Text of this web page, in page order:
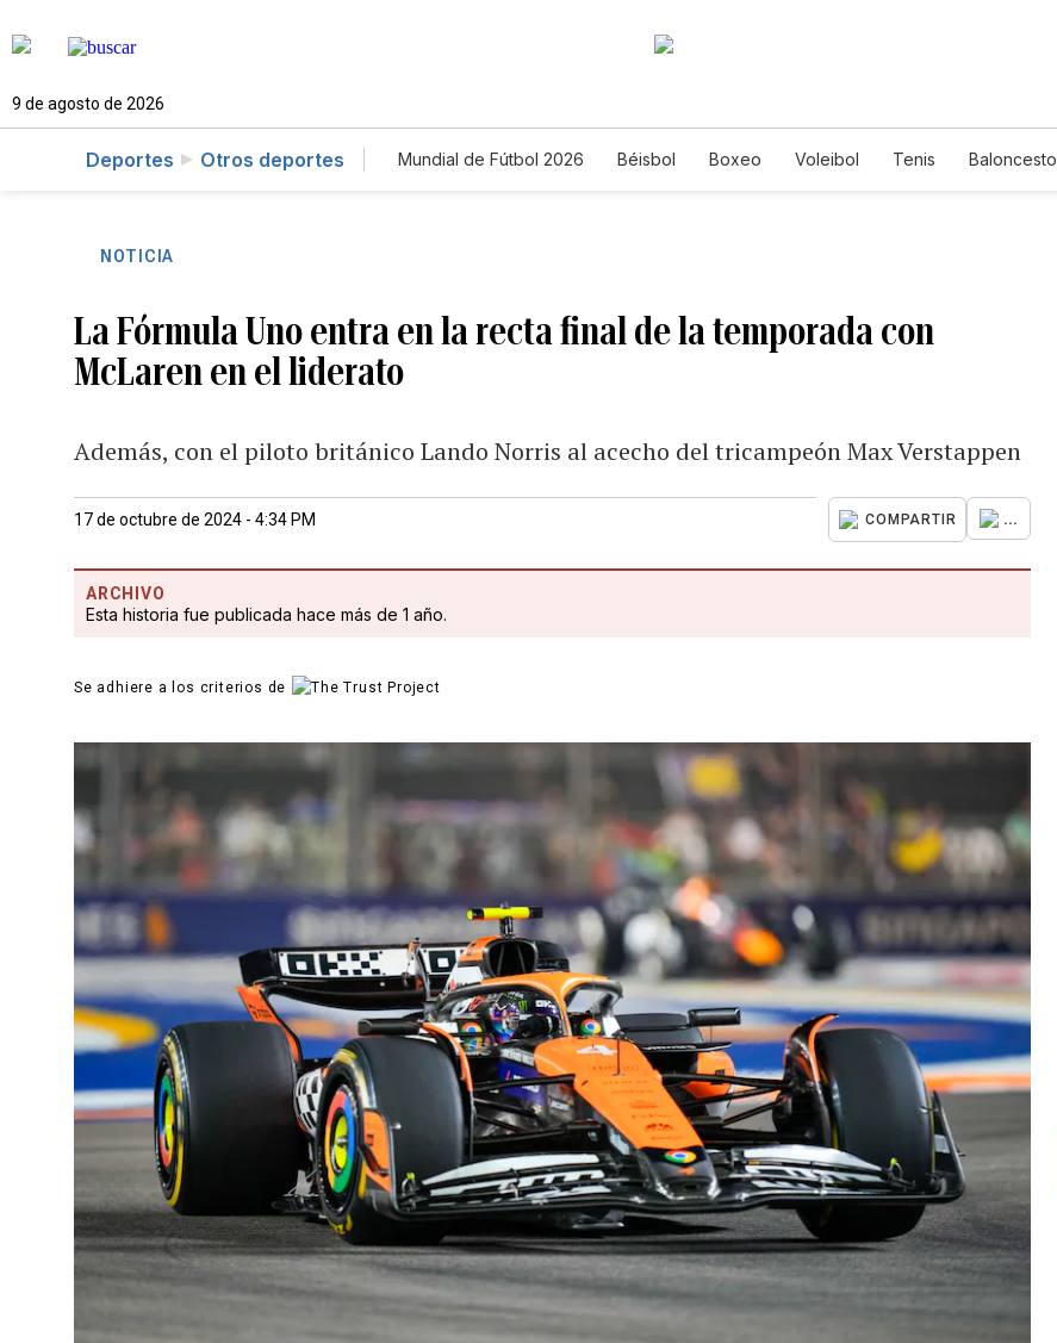
9 de agosto de 2026
Deportes Otros deportes Mundial de Fútbol 2026 Béisbol Boxeo Voleibol Tenis Baloncesto
NOTICIA
La Fórmula Uno entra en la recta final de la temporada con
McLaren en el liderato
Además, con el piloto británico Lando Norris al acecho del tricampeón Max Verstappen
17 de octubre de 2024 - 4:34 PM COMPARTIR ...
ARCHIVO
Esta historia fue publicada hace más de 1 año.
Se adhiere a los criterios de